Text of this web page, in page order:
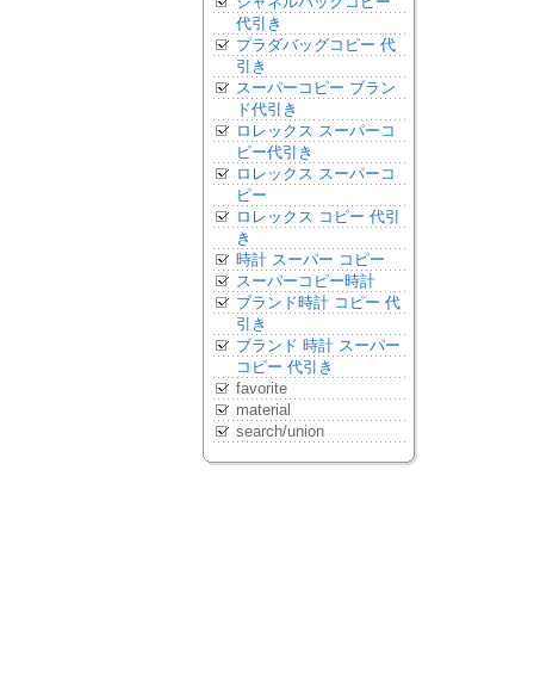
代引き
プラダバッグコピー 代
引き
スーパーコピー ブラン
ド代引き
ロレックス スーパーコ
ピー代引き
ロレックス スーパーコ
ピー
ロレックス コピー 代引
き
時計 スーパー コピー
スーパーコピー時計
ブランド時計 コピー 代
引き
ブランド 時計 スーパー
コピー 代引き
favorite
material
search/union